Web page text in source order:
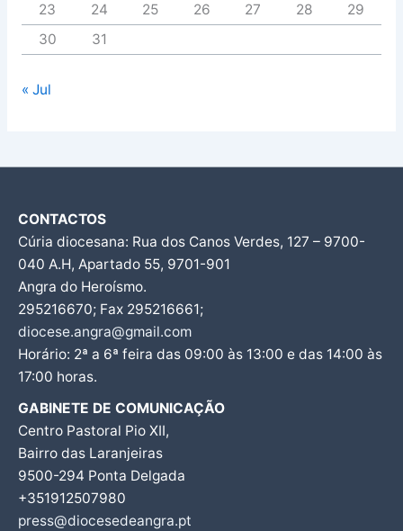
23
24 25 26 27 28
29
30
31
« Jul
CONTACTOS
Cúria diocesana: Rua dos Canos Verdes, 127 – 9700-
040 A.H, Apartado 55, 9701-901
Angra do Heroísmo.
295216670; Fax 295216661;
diocese.angra@gmail.com
Horário: 2ª a 6ª feira das 09:00 às 13:00 e das 14:00 às
17:00 horas.
GABINETE DE COMUNICAÇÃO
Centro Pastoral Pio XII,
Bairro das Laranjeiras
9500-294 Ponta Delgada
+351912507980
press@diocesedeangra.pt